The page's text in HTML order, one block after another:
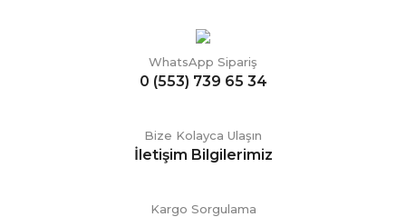
WhatsApp Sipariş
0 (553) 739 65 34
Bize Kolayca Ulaşın
İletişim Bilgilerimiz
Kargo Sorgulama